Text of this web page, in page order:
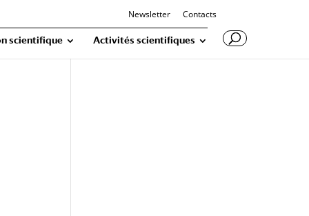
Newsletter Contacts
scientifique Activités scientifiques